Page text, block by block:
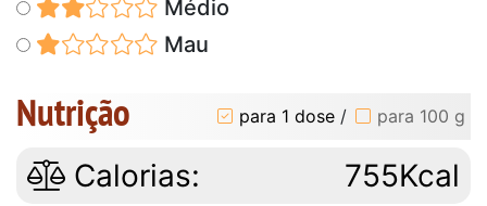
Médio
Mau
Nutrição para 1 dose / para 100 g
Calorias: 755Kcal